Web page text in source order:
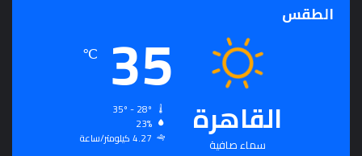
الطقس
القاهرة
سماء صافية
35
℃
23%
4.27 كيلومتر/ساعة